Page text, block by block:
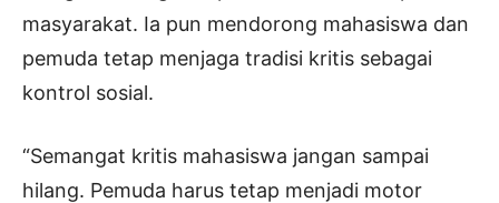
masyarakat. Ia pun mendorong mahasiswa dan
pemuda tetap menjaga tradisi kritis sebagai
kontrol sosial.
“Semangat kritis mahasiswa jangan sampai
hilang. Pemuda harus tetap menjadi motor